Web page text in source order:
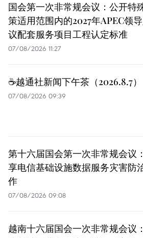
国会第一次非常规会议：公开特
策适用范围内的2027年APEC领
议配套服务项目工程认定标准
07/08/2026 11:27
☕️越通社新闻下午茶（2026.8.7）
07/08/2026 09:39
第十六届国会第一次非常规会议
享电信基础设施数据服务灾害防
作
07/08/2026 09:08
越南十六届国会一次非常规会议